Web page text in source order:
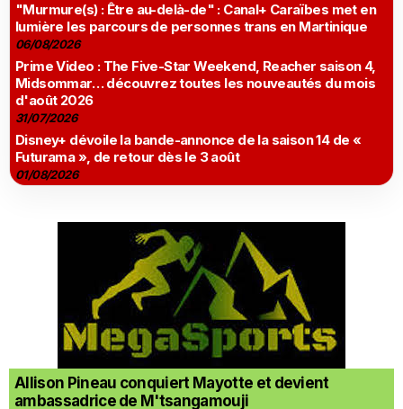
"Murmure(s) : Être au-delà-de" : Canal+ Caraïbes met en
lumière les parcours de personnes trans en Martinique
06/08/2026
Prime Video : The Five-Star Weekend, Reacher saison 4,
Midsommar… découvrez toutes les nouveautés du mois
d'août 2026
31/07/2026
Disney+ dévoile la bande-annonce de la saison 14 de «
Futurama », de retour dès le 3 août
01/08/2026
Allison Pineau conquiert Mayotte et devient
ambassadrice de M'tsangamouji